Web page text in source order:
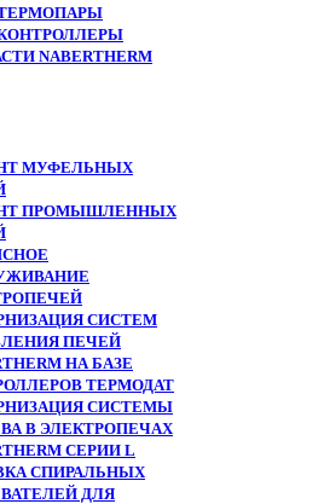
NABERTHERM
МУФЕЛЬНЫХ
ПРОМЫШЛЕННЫХ
СИСТЕМ
ПЕЧЕЙ
НА БАЗЕ
ТЕРМОДАТ
СИСТЕМЫ
В ЭЛЕКТРОПЕЧАХ
СЕРИИ L
СПИРАЛЬНЫХ
ДЛЯ